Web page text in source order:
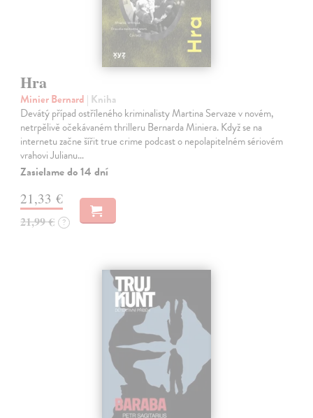
Hra
Minier Bernard | Kniha
Devátý případ ostříleného kriminalisty Martina Servaze v novém,
netrpělivě očekávaném thrilleru Bernarda Miniera. Když se na
internetu začne šířit true crime podcast o nepolapitelném sériovém
vrahovi Julianu…
Zasielame do 14 dní
21,33 €
21,99 € ?